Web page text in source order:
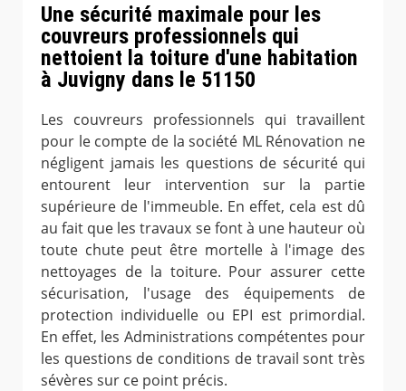
Une sécurité maximale pour les
couvreurs professionnels qui
nettoient la toiture d'une habitation
à Juvigny dans le 51150
Les couvreurs professionnels qui travaillent
pour le compte de la société ML Rénovation ne
négligent jamais les questions de sécurité qui
entourent leur intervention sur la partie
supérieure de l'immeuble. En effet, cela est dû
au fait que les travaux se font à une hauteur où
toute chute peut être mortelle à l'image des
nettoyages de la toiture. Pour assurer cette
sécurisation, l'usage des équipements de
protection individuelle ou EPI est primordial.
En effet, les Administrations compétentes pour
les questions de conditions de travail sont très
sévères sur ce point précis.